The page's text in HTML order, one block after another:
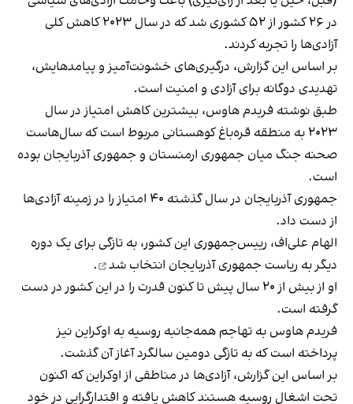
در ۲۶ کشور از ۵۲ کشوری شد که در سال ۲۰۲۳ کاهش کلی
آزادی‌ها را تجربه کردند.
بر اساس این گزارش، درگیری‌های خشونت‌آمیز و پیامدهایش،
تهدیدی دوگانه برای آزادی و امنیت است.
طبق نوشته فریدم هاوس، بیشترین کاهش امتیاز در سال
۲۰۲۳ به منطقه قره‌باغ کوهستانی مربوط است که سال‌هاست
صحنه جنگ میان جمهوری ارمنستان و جمهوری آذربایجان بوده
است.
جمهوری آذربایجان در سال گذشته ۴۰ امتیاز را در زمینه آزادی‌ها
از دست داد.
الهام‌ علی‌اف، رییس‌جمهوری این کشور، به تازگی برای یک دوره
دیگر به ریاست جمهوری آذربایجان انتخاب شد
.
او از بیش از ۲۰ سال پیش تا کنون قدرت را در این کشور در دست
گرفته است.
فریدم هاوس به تهاجم همه‌جانبه روسیه به اوکراین نیز
پرداخته است که به تازگی دومین سالگرد آغاز آن گذشت.
بر اساس این گزارش، آزادی‌ها در مناطقی از اوکراین که اکنون
تحت اشغال روسیه هستند کاهش یافته و اقتدارگرایی در خود